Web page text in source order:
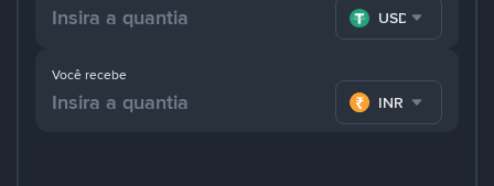
Você recebe
INR
USDT